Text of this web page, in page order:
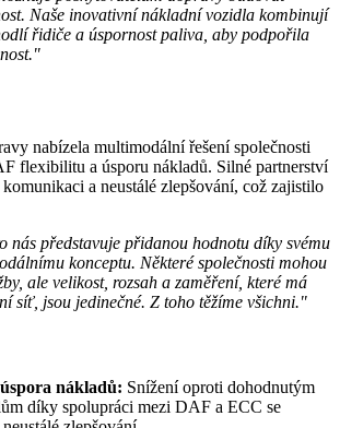
Naše inovativní nákladní vozidla kombinují
řidiče a úspornost paliva, aby podpořila
nabízela multimodální řešení společnosti
flexibilitu a úsporu nákladů. Silné partnerství
a neustálé zlepšování, což zajistilo
nás představuje přidanou hodnotu díky svému
konceptu. Některé společnosti mohou
ale velikost, rozsah a zaměření, které má
síť, jsou jedinečné. Z toho těžíme všichni."
nákladů: Sníženíoproti dohodnutým
díky spolupráci mezi DAF a ECC se